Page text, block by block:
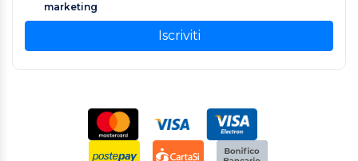
marketing
Iscriviti